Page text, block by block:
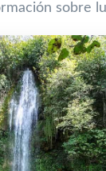
sobre